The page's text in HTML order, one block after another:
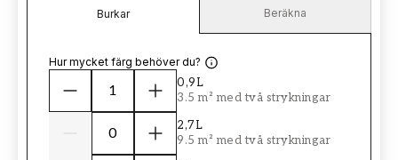
Burkar Beräkna
Hur mycket färg behöver du?
0,9L
3.5 m² med två strykningar
2,7L
9.5 m² med två strykningar